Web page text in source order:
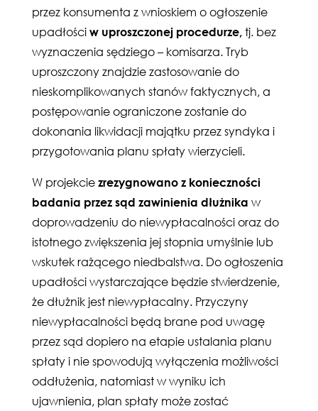
przez konsumenta z wnioskiem o ogłoszenie
upadłości w uproszczonej procedurze, tj. bez
wyznaczenia sędziego – komisarza. Tryb
uproszczony znajdzie zastosowanie do
nieskomplikowanych stanów faktycznych, a
postępowanie ograniczone zostanie do
dokonania likwidacji majątku przez syndyka i
przygotowania planu spłaty wierzycieli.
W projekcie zrezygnowano z konieczności
badania przez sąd zawinienia dłużnika w
doprowadzeniu do niewypłacalności oraz do
istotnego zwiększenia jej stopnia umyślnie lub
wskutek rażącego niedbalstwa. Do ogłoszenia
upadłości wystarczające będzie stwierdzenie,
że dłużnik jest niewypłacalny. Przyczyny
niewypłacalności będą brane pod uwagę
przez sąd dopiero na etapie ustalania planu
spłaty i nie spowodują wyłączenia możliwości
oddłużenia, natomiast w wyniku ich
ujawnienia, plan spłaty może zostać